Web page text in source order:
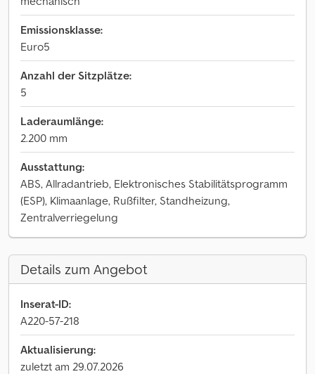
Emissionsklasse:
Euro5
Anzahl der Sitzplätze:
5
Laderaumlänge:
2.200 mm
Ausstattung:
ABS, Allradantrieb, Elektronisches Stabilitätsprogramm
(ESP), Klimaanlage, Rußfilter, Standheizung,
Zentralverriegelung
Details zum Angebot
Inserat-ID:
A220-57-218
Aktualisierung:
zuletzt am 29.07.2026